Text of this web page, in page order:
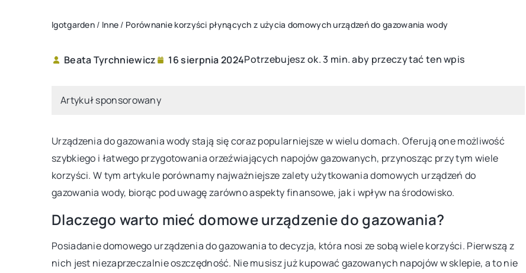
Igotgarden / Inne / Porównanie korzyści płynących z użycia domowych urządzeń do gazowania wody
Beata Tyrchniewicz 16 sierpnia 2024Potrzebujesz ok. 3 min. aby przeczytać ten wpis
Artykuł sponsorowany
Urządzenia do gazowania wody stają się coraz popularniejsze w wielu domach. Oferują one możliwość
szybkiego i łatwego przygotowania orzeźwiających napojów gazowanych, przynosząc przy tym wiele
korzyści. W tym artykule porównamy najważniejsze zalety użytkowania domowych urządzeń do
gazowania wody, biorąc pod uwagę zarówno aspekty finansowe, jak i wpływ na środowisko.
Dlaczego warto mieć domowe urządzenie do gazowania?
Posiadanie domowego urządzenia do gazowania to decyzja, która nosi ze sobą wiele korzyści. Pierwszą z
nich jest niezaprzeczalnie oszczędność. Nie musisz już kupować gazowanych napojów w sklepie, a to nie
Piwniczka ogrodowa – praktyczne
miejsce do przechowywania żywności i
przetworów
Jak dobrać odpowiednie akcesoria dla
twoich roślin wiszących – poradnik dla
początkujących